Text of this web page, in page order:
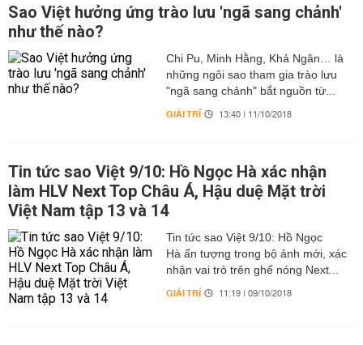
Sao Việt hưởng ứng trào lưu 'ngã sang chảnh'
như thế nào?
Chi Pu, Minh Hằng, Khả Ngân… là
những ngôi sao tham gia trào lưu
"ngã sang chảnh" bắt nguồn từ...
GIẢI TRÍ 13:40 | 11/10/2018
Tin tức sao Việt 9/10: Hồ Ngọc Hà xác nhận
làm HLV Next Top Châu Á, Hậu duệ Mặt trời
Việt Nam tập 13 và 14
Tin tức sao Việt 9/10: Hồ Ngọc
Hà ấn tượng trong bộ ảnh mới, xác
nhận vai trò trên ghế nóng Next...
GIẢI TRÍ 11:19 | 09/10/2018